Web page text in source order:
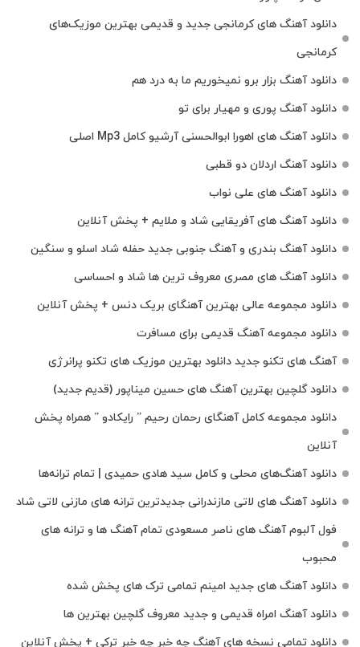
دانلود آهنگ‌ های کرمانجی جدید و قدیمی بهترین موزیک‌های
کرمانجی
دانلود آهنگ بزار برو نمیخوریم ما به درد هم
دانلود آهنگ پوری و مهیار برای تو
دانلود آهنگ های اهورا ابوالحسنی آرشیو کامل Mp3 اصلی
دانلود آهنگ اردلان دو قطبی
دانلود آهنگ های علی نواب
دانلود آهنگ های آفریقایی شاد و ملایم + پخش آنلاین
دانلود آهنگ بندری و آهنگ جنوبی جدید حفله شاد اسلو و سنگین
دانلود آهنگ های مصری معروف ترین ها شاد و احساسی
دانلود مجموعه عالی بهترین آهنگای بریک دنس + پخش آنلاین
دانلود مجموعه آهنگ قدیمی برای مسافرت
آهنگ های تکنو جدید دانلود بهترین موزیک های تکنو پرانرژی
دانلود گلچین بهترین آهنگ های حسین میناپور (قدیم جدید)
دانلود مجموعه کامل آهنگای رحمان رحیم ” رایکادو ” همراه پخش
آنلاین
دانلود آهنگ‌های محلی و کامل سید هادی حمیدی | تمام ترانه‌ها
دانلود آهنگ‌ های لاتی مازندرانی جدیدترین ترانه های مازنی لاتی شاد
فول آلبوم آهنگ‌ های ناصر مسعودی تمام آهنگ‌ ها و ترانه‌ های
محبوب
دانلود آهنگ های جدید امینم تمامی ترک های پخش شده
دانلود آهنگ امراه قدیمی و جدید معروف گلچین بهترین ها
دانلود تمامی نسخه های آهنگ چه خبر چه خبر ترکی + پخش آنلاین